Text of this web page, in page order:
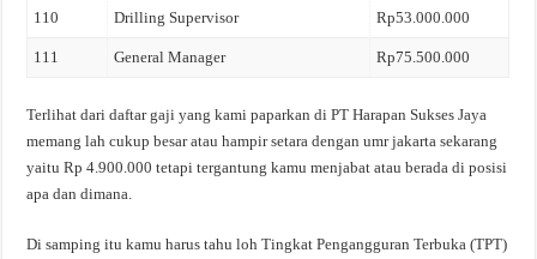
110 Drilling Supervisor Rp53.000.000
111 General Manager Rp75.500.000
Terlihat dari daftar gaji yang kami paparkan di PT Harapan Sukses Jaya
memang lah cukup besar atau hampir setara dengan umr jakarta sekarang
yaitu Rp 4.900.000 tetapi tergantung kamu menjabat atau berada di posisi
apa dan dimana.
Di samping itu kamu harus tahu loh Tingkat Pengangguran Terbuka (TPT)